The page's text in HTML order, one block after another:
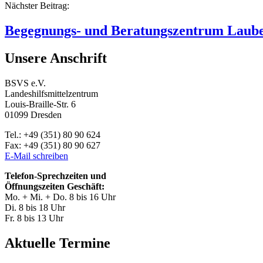
Nächster Beitrag:
Begegnungs- und Beratungszentrum
Unsere Anschrift
BSVS e.V.
Landeshilfsmittelzentrum
Louis-Braille-Str. 6
01099 Dresden
Tel.: +49 (351) 80 90 624
Fax: +49 (351) 80 90 627
E-Mail schreiben
Telefon-Sprechzeiten und
Öffnungszeiten Geschäft:
Mo. + Mi. + Do. 8 bis 16 Uhr
Di. 8 bis 18 Uhr
Fr. 8 bis 13 Uhr
Aktuelle Termine